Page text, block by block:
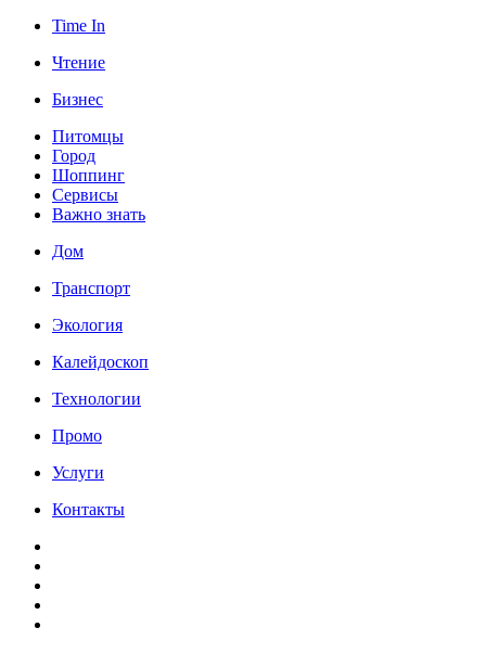
Time In
Чтение
Бизнес
Питомцы
Город
Шоппинг
Сервисы
Важно знать
Дом
Транспорт
Экология
Калейдоскоп
Технологии
Промо
Услуги
Контакты